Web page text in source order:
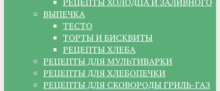
ВЫПЕЧКА
ТЕСТО
ТОРТЫ И БИСКВИТЫ
РЕЦЕПТЫ ХЛЕБА
РЕЦЕПТЫ ДЛЯ МУЛЬТИВАРКИ
РЕЦЕПТЫ ДЛЯ ХЛЕБОПЕЧКИ
РЕЦЕПТЫ ДЛЯ СКОВОРОДЫ ГРИЛЬ-ГАЗ